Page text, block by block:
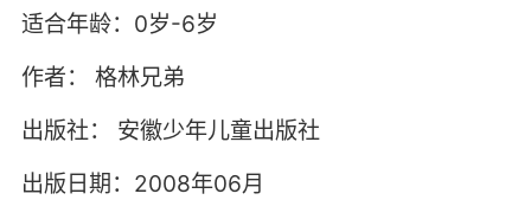
适合年龄：0岁-6岁
作者：
格林兄弟
出版社：
安徽少年儿童出版社
出版日期：2008年06月